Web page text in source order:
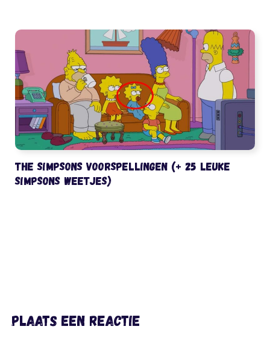
The Simpsons voorspellingen (+ 25 leuke
Simpsons weetjes)
Plaats een reactie